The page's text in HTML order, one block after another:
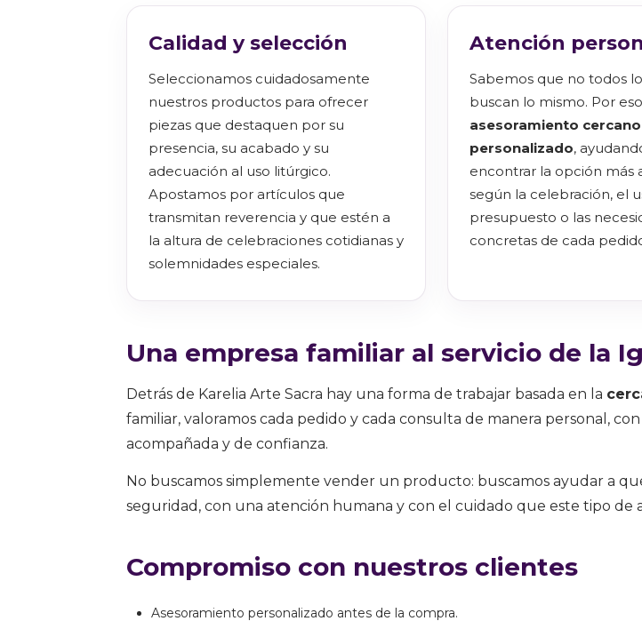
Calidad y selección
Seleccionamos cuidadosamente
nuestros productos para ofrecer
piezas que destaquen por su
presencia, su acabado y su
adecuación al uso litúrgico.
Apostamos por artículos que
transmitan reverencia y que estén a
la altura de celebraciones cotidianas y
solemnidades especiales.
Atención
Sabemos que no todos
buscan lo mismo. Por
asesoramiento
personalizado,
encontrar la opción más
según la celebración, el
presupuesto o las
concretas de cada
Una empresa familiar al servicio de la
Detrás de Karelia Arte Sacra hay una forma de trabajar basada en la
familiar, valoramos cada pedido y cada consulta de manera personal,
acompañada y de confianza.
No buscamos simplemente vender un producto: buscamos ayudar a
seguridad, con una atención humana y con el cuidado que este tipo de
Compromiso con nuestros clientes
Asesoramiento personalizado antes de la compra.